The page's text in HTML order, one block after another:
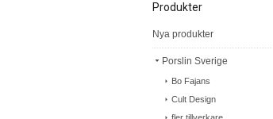
Produkter
Nya produkter
Porslin Sverige
Bo Fajans
Cult Design